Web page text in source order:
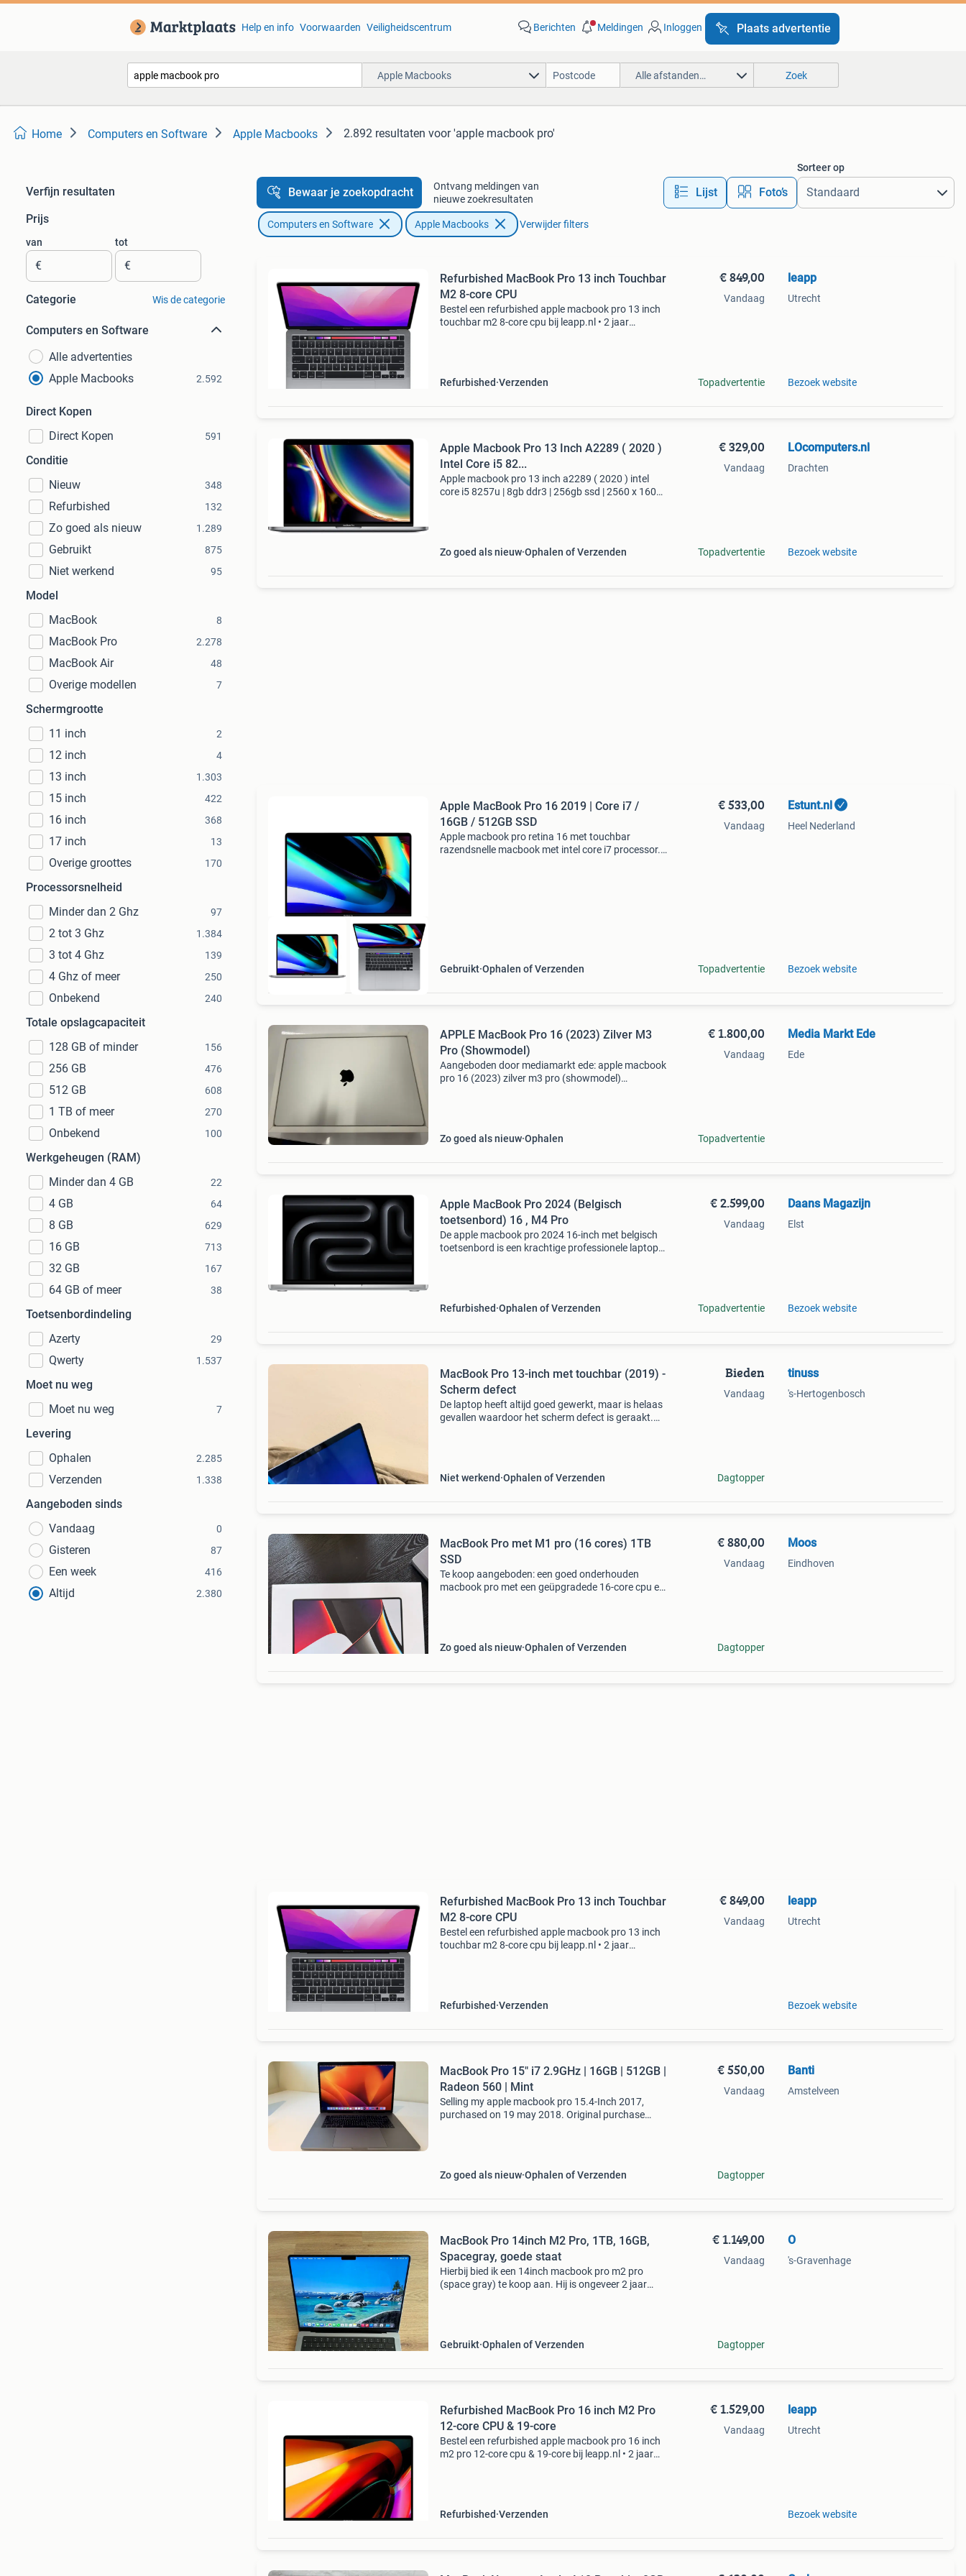
Help en info Voorwaarden Veiligheidscentrum Berichten Meldingen Inloggen Plaats advertentie
Apple Macbooks Alle afstanden… Zoek
Home Computers en Software Apple Macbooks 2.892 resultaten voor 'apple macbook pro'
Verfijn resultaten
Prijs
van
€
tot
€
Categorie Wis de categorie
Computers en Software
Alle advertenties
Apple Macbooks
2.592
Direct Kopen
Direct Kopen
591
Conditie
Nieuw
348
Refurbished 132
Zo goed als nieuw 1.289
Gebruikt 875
Niet werkend 95
Model
MacBook
8
MacBook Pro 2.278
MacBook Air 48
Overige modellen 7
Schermgrootte
11 inch
2
12 inch 4
13 inch 1.303
15 inch 422
16 inch 368
17 inch 13
Overige groottes 170
Processorsnelheid
Minder dan 2 Ghz
97
2 tot 3 Ghz 1.384
3 tot 4 Ghz 139
4 Ghz of meer 250
Onbekend 240
Totale opslagcapaciteit
128 GB of minder
156
256 GB 476
512 GB 608
1 TB of meer 270
Onbekend 100
Werkgeheugen (RAM)
Minder dan 4 GB
22
4 GB 64
8 GB 629
16 GB 713
32 GB 167
64 GB of meer 38
Toetsenbordindeling
Azerty
29
Qwerty 1.537
Moet nu weg
Moet nu weg
7
Levering
Ophalen
2.285
Verzenden 1.338
Aangeboden sinds
Vandaag
0
Gisteren 87
Een week 416
Altijd 2.380
Bewaar je zoekopdracht
Ontvang meldingen van
nieuwe zoekresultaten
Lijst Foto’s
Sorteer op
Computers en Software Apple Macbooks Verwijder filters
Refurbished MacBook Pro 13 inch Touchbar
M2 8-core CPU
Bestel een refurbished apple macbook pro 13 inch
touchbar m2 8-core cpu bij leapp.nl • 2 jaar
Refurbished Verzenden
€ 849,00
Vandaag
Topadvertentie
leapp
Utrecht
Bezoek website
Apple Macbook Pro 13 Inch A2289 ( 2020 )
Intel Core i5 82...
Apple macbook pro 13 inch a2289 ( 2020 ) intel
core i5 8257u | 8gb ddr3 | 256gb ssd | 2560 x 1600 |
Zo goed als nieuw Ophalen of Verzenden
€ 329,00
Vandaag
Topadvertentie
LOcomputers.nl
Drachten
Bezoek website
Apple MacBook Pro 16 2019 | Core i7 /
16GB / 512GB SSD
Apple macbook pro retina 16 met touchbar
razendsnelle macbook met intel core i7 processor.
Gebruikt Ophalen of Verzenden
€ 533,00
Vandaag
Topadvertentie
Estunt.nl
Heel Nederland
Bezoek website
APPLE MacBook Pro 16 (2023) Zilver M3
Pro (Showmodel)
Aangeboden door mediamarkt ede: apple macbook
pro 16 (2023) zilver m3 pro (showmodel)
Zo goed als nieuw Ophalen
€ 1.800,00
Vandaag
Topadvertentie
Media Markt Ede
Ede
Apple MacBook Pro 2024 (Belgisch
toetsenbord) 16 , M4 Pro
De apple macbook pro 2024 16-inch met belgisch
toetsenbord is een krachtige professionele laptop
Refurbished Ophalen of Verzenden
€ 2.599,00
Vandaag
Topadvertentie
Daans Magazijn
Elst
Bezoek website
MacBook Pro 13-inch met touchbar (2019) -
Scherm defect
De laptop heeft altijd goed gewerkt, maar is helaas
gevallen waardoor het scherm defect is geraakt.
Niet werkend Ophalen of Verzenden
Bieden
Vandaag
Dagtopper
tinuss
's-Hertogenbosch
MacBook Pro met M1 pro (16 cores) 1TB
SSD
Te koop aangeboden: een goed onderhouden
macbook pro met een geüpgradede 16-core cpu en
Zo goed als nieuw Ophalen of Verzenden
€ 880,00
Vandaag
Dagtopper
Moos
Eindhoven
Refurbished MacBook Pro 13 inch Touchbar
M2 8-core CPU
Bestel een refurbished apple macbook pro 13 inch
touchbar m2 8-core cpu bij leapp.nl • 2 jaar
Refurbished Verzenden
€ 849,00
Vandaag
leapp
Utrecht
Bezoek website
MacBook Pro 15" i7 2.9GHz | 16GB | 512GB |
Radeon 560 | Mint
Selling my apple macbook pro 15.4-Inch 2017,
purchased on 19 may 2018. Original purchase
Zo goed als nieuw Ophalen of Verzenden
€ 550,00
Vandaag
Dagtopper
Banti
Amstelveen
MacBook Pro 14inch M2 Pro, 1TB, 16GB,
Spacegray, goede staat
Hierbij bied ik een 14inch macbook pro m2 pro
(space gray) te koop aan. Hij is ongeveer 2 jaar
Gebruikt Ophalen of Verzenden
€ 1.149,00
Vandaag
Dagtopper
O
's-Gravenhage
Refurbished MacBook Pro 16 inch M2 Pro
12-core CPU & 19-core
Bestel een refurbished apple macbook pro 16 inch
m2 pro 12-core cpu & 19-core bij leapp.nl • 2 jaar
Refurbished Verzenden
€ 1.529,00
Vandaag
leapp
Utrecht
Bezoek website